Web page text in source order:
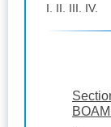
I. II. III. IV.